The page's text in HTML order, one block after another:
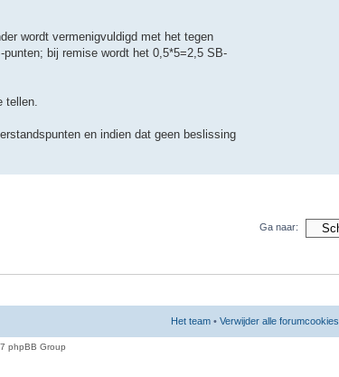
wordt vermenigvuldigd met het tegen
bij remise wordt het 0,5*5=2,5 SB-
tellen.
en indien dat geen beslissing
Ga naar:
Het team • Verwijder alle forumcookies
phpBB Group